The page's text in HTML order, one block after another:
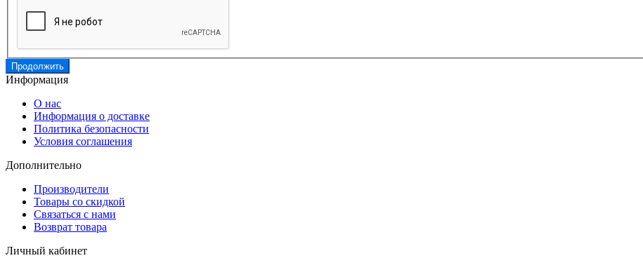
Продолжить
Информация
О нас
Информация о доставке
Политика безопасности
Условия соглашения
Дополнительно
Производители
Товары со скидкой
Связаться с нами
Возврат товара
Личный кабинет